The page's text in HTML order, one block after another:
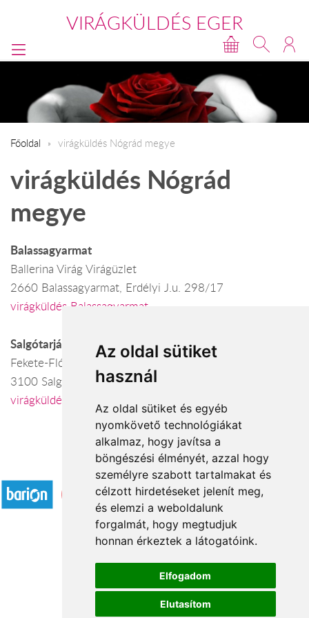
Az oldal sütiket
használ
Az oldal sütiket és egyéb
nyomkövető technológiákat
alkalmaz, hogy javítsa a
böngészési élményét, azzal hogy
személyre szabott tartalmakat és
célzott hirdetéseket jelenít meg,
és elemzi a weboldalunk
forgalmát, hogy megtudjuk
honnan érkeztek a látogatóink.
Elfogadom
Elutasítom
VIRÁGKÜLDÉS EGER
Főoldal virágküldés Nógrád megye
virágküldés Nógrád
megye
Balassagyarmat
Ballerina Virág Virágüzlet
2660 Balassagyarmat, Erdélyi J.u. 298/17
virágküldés Balassagyarmat
Salgótarján
Fekete-Flóra virágüzlet
3100 Salgótarján, Fő tér 2.
virágküldés Salgótarján
Elfogadott fizetési módok
Á.SZ.F.
Impresszum
Adatkezelési tájékoztató